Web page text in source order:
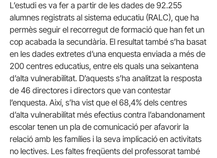
L’estudi es va fer a partir de les dades de 92.255
alumnes registrats al sistema educatiu (RALC), que ha
permès seguir el recorregut de formació que han fet un
cop acabada la secundària. El resultat també s’ha basat
en les dades extretes d’una enquesta enviada a més de
200 centres educatius, entre els quals una seixantena
d’alta vulnerabilitat. D’aquests s’ha analitzat la resposta
de 46 directores i directors que van contestar
l’enquesta. Així, s’ha vist que el 68,4% dels centres
d’alta vulnerabilitat més efectius contra l’abandonament
escolar tenen un pla de comunicació per afavorir la
relació amb les famílies i la seva implicació en activitats
no lectives. Les faltes freqüents del professorat també